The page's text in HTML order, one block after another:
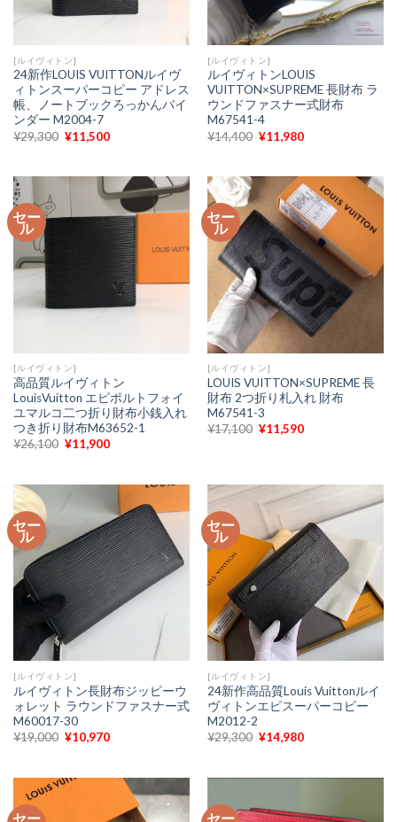
[ルイヴィトン]
24新作LOUIS VUITTONルイヴ
ィトンスーパーコピー アドレス
帳、ノートブックろっかんバイ
ンダー M2004-7
¥29,300 元
は
¥29,300
し
¥11,500現
は
¥11,500
で
す。
[ルイヴィトン]
ルイヴィトンLOUIS
VUITTON×SUPREME 長財布 ラ
ウンドファスナー式財布
M67541-4
¥14,400 元
は
¥14,400
で
し
た。
¥11,980現
格
は
¥11,980
で
す。
セー
ル
[ルイヴィトン]
高品質ルイヴィトン
LouisVuitton エピポルトフォイ
ユマルコ二つ折り財布小銭入れ
つき折り財布M63652-1
¥26,100 元
は
¥26,100
た。
¥11,900現
格
¥11,900
で
す。
セー
ル
[ルイヴィトン]
LOUIS VUITTON×SUPREME 長
財布 2つ折り札入れ 財布
M67541-3
¥17,100 元
¥17,100
し
た。
¥11,590現
は
¥11,590
す。
セー
ル
[ルイヴィトン]
ルイヴィトン長財布ジッピーウ
ォレット ラウンドファスナー式
M60017-30
¥19,000 元
は
¥10,970現
格
¥10,970
で
セー
ル
[ルイヴィトン]
24新作高品質Louis Vuittonルイ
ヴィトンエピスーパーコピー
M2012-2
¥29,300 元
は
で
し
¥14,980現
格
で
セー セー